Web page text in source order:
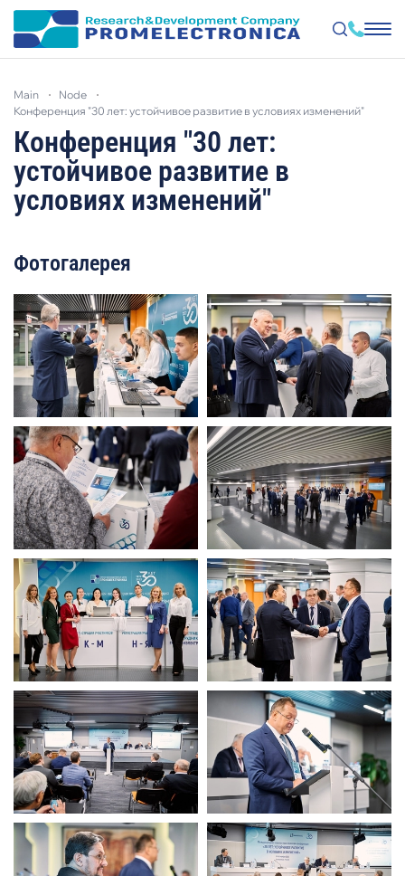
content
main
node
конференция "30 лет: устойчивое развитие в условиях изменений"
Конференция "30 лет:
устойчивое развитие в
условиях изменений"
Фотогалерея